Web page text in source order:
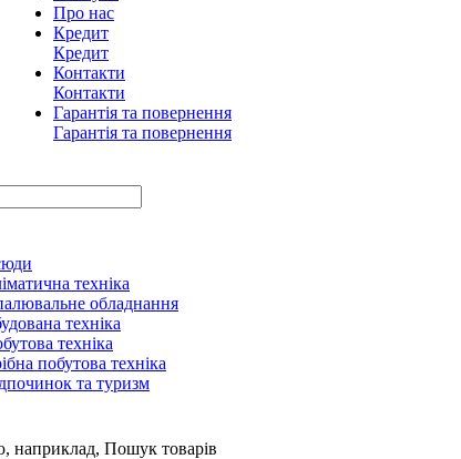
Про нас
Кредит
Кредит
Контакти
Контакти
Гарантія та повернення
Гарантія та повернення
техніка
обладнання
техніка
техніка
побутова техніка
та туризм
наприклад, Пошук товарів